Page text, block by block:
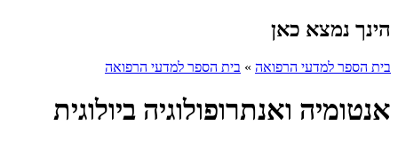
הינך נמצא כאן
בית הספר למדעי הרפואה » בית הספר למדעי הרפואה
אנטומיה ואנתרופולוגיה ביולוגית